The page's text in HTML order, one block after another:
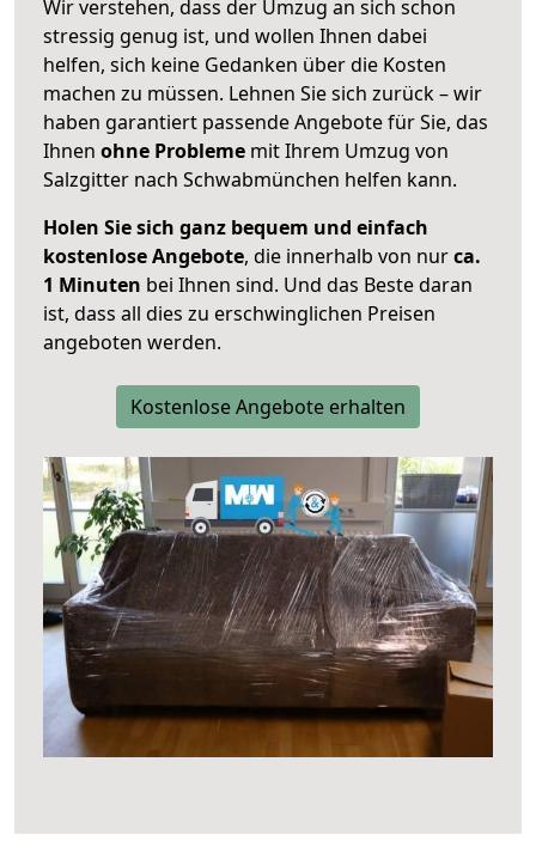
Wir verstehen, dass der Umzug an sich schon
stressig genug ist, und wollen Ihnen dabei
helfen, sich keine Gedanken über die Kosten
machen zu müssen. Lehnen Sie sich zurück – wir
haben garantiert passende Angebote für Sie, das
Ihnen ohne Probleme mit Ihrem Umzug von
Salzgitter nach Schwabmünchen helfen kann.
Holen Sie sich ganz bequem und einfach
kostenlose Angebote, die innerhalb von nurca.
1 Minuten bei Ihnen sind. Und das Beste daran
ist, dass all dies zu erschwinglichen Preisen
angeboten werden.
Kostenlose Angebote erhalten